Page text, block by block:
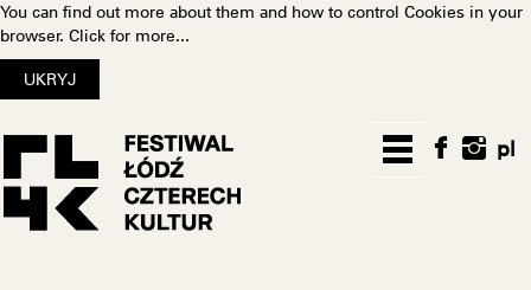
You can find out more about them and how to control Cookies in your
browser. Click for more...
pl